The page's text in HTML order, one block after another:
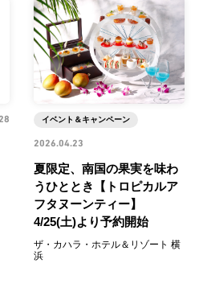
夏限定、南国の果実を味わ
うひととき【トロピカルア
フタヌーンティー】
4/25(土)より予約開始
ザ・カハラ・ホテル＆リゾート 横
浜
イベント＆キャンペーン
2026.04.23